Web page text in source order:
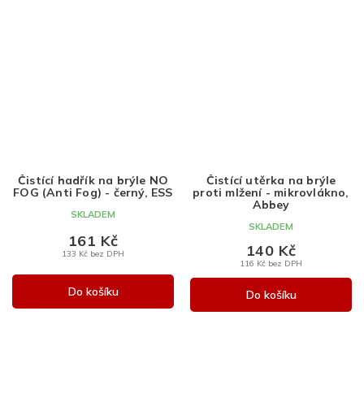
Čistící hadřík na brýle NO
FOG (Anti Fog) - černý, ESS
SKLADEM
133 Kč bez DPH
161 Kč
Do košíku
Čistící utěrka na brýle
proti mlžení - mikrovlákno,
Abbey
SKLADEM
116 Kč bez DPH
140 Kč
Do košíku